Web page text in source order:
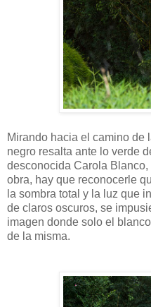
Mirando hacia el camino de
negro resalta ante lo verde
desconocida Carola
obra, hay que reconocerle
la sombra total y la luz que
de claros oscuros, se
imagen donde solo el
de la misma.